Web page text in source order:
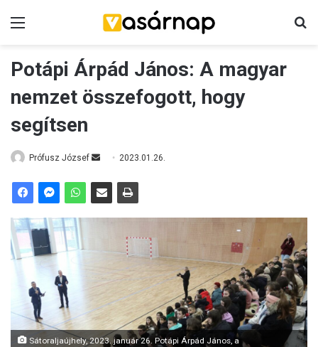
Potápi Árpád János: A magyar
nemzet összefogott, hogy
segítsen
Prófusz József
n
m
a
l
2023.01.26.
Sátoraljaújhely, 2023. január 26. Potápi Árpád János, a